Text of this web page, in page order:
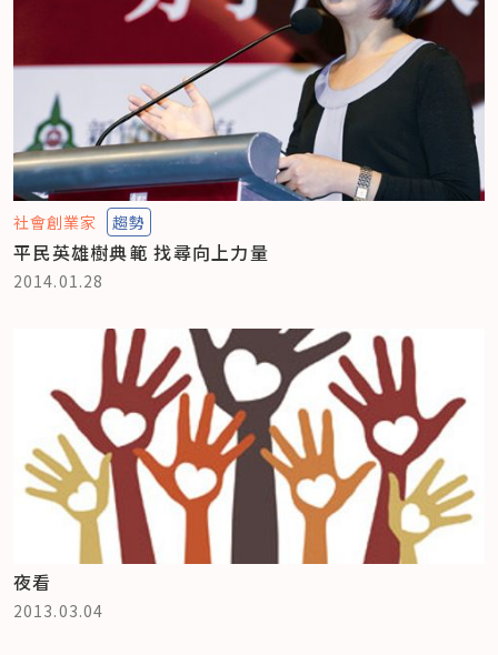
社會創業家 趨勢
平民英雄樹典範 找尋向上力量
2014.01.28
夜看
2013.03.04